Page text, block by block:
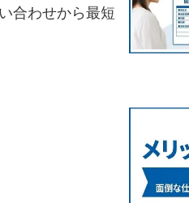
合わせから最短